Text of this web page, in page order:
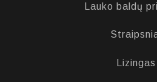
Lauko baldų
Lizingas